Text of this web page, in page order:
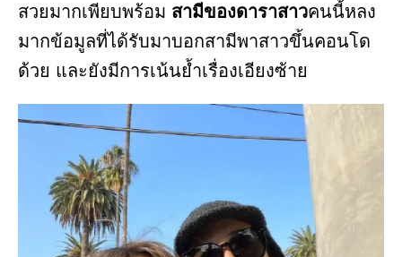
สวยมากเพียบพร้อม สามีของดาราสาวคนนี้หลง
มากข้อมูลที่ได้รับมาบอกสามีพาสาวขึ้นคอนโด
ด้วย และยังมีการเน้นย้ำเรื่องเอียงซ้าย